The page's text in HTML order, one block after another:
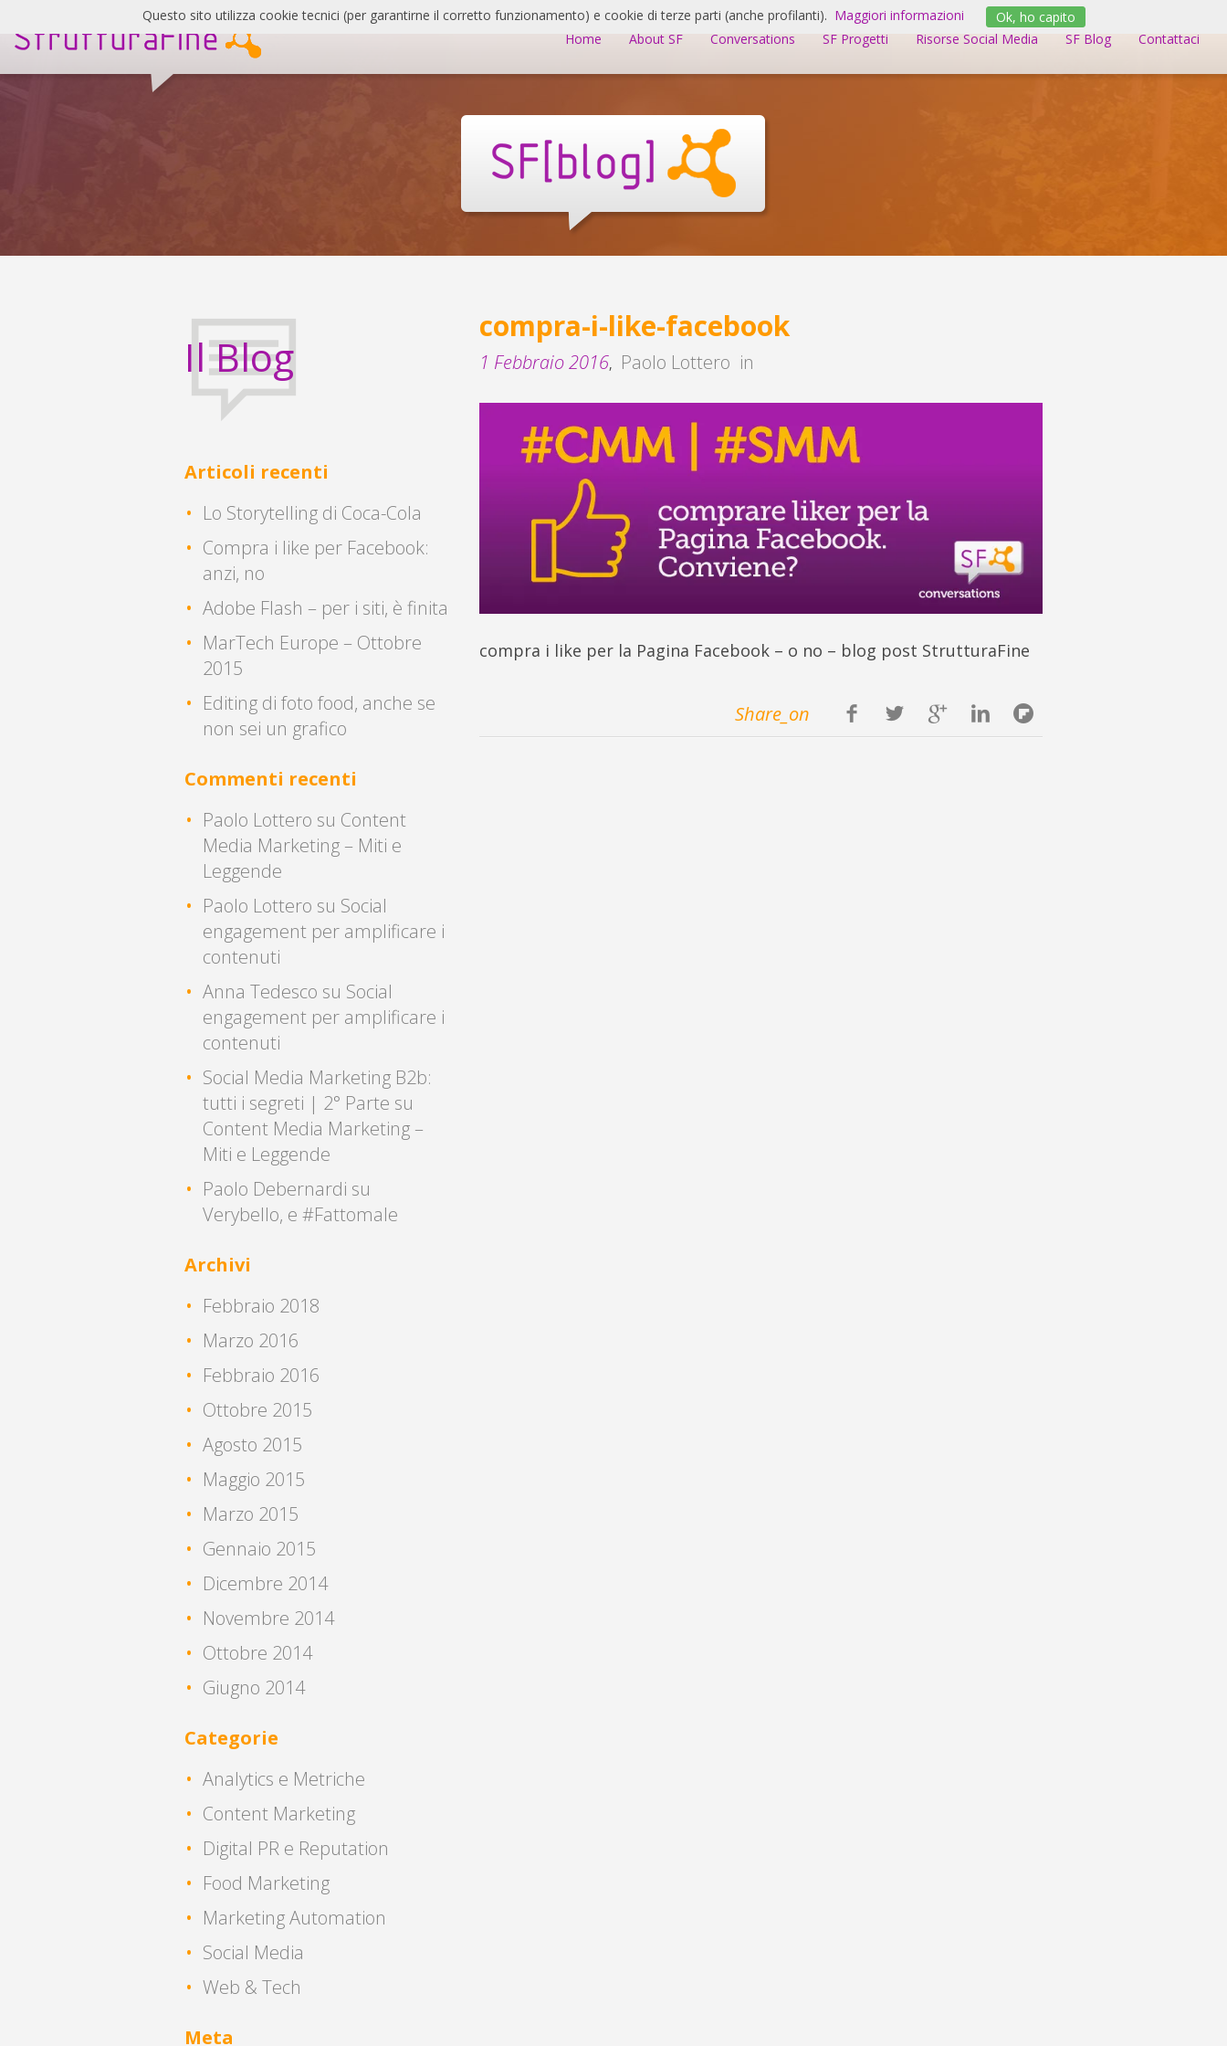
contenuto
Home About SF Conversations SF Progetti Risorse Social Media SF Blog Contattaci
Blog
compra-i-like-facebook
1 Febbraio 2016, Paolo Lottero in
compra i like per la Pagina Facebook – o no – blog post StrutturaFine
Share_on
Il Blog
Articoli recenti
Lo Storytelling di Coca-Cola
Compra i like per Facebook:
anzi, no
Adobe Flash – per i siti, è finita
MarTech Europe – Ottobre
2015
Editing di foto food, anche se
non sei un grafico
Commenti recenti
Paolo Lottero su Content
Media Marketing – Miti e
Leggende
Paolo Lottero su Social
engagement per amplificare i
contenuti
Anna Tedesco su Social
engagement per amplificare i
contenuti
Social Media Marketing B2b:
tutti i segreti | 2° Parte su
Content Media Marketing –
Miti e Leggende
Paolo Debernardi su
Verybello, e #Fattomale
Archivi
Febbraio 2018
Marzo 2016
Febbraio 2016
Ottobre 2015
Agosto 2015
Maggio 2015
Marzo 2015
Gennaio 2015
Dicembre 2014
Novembre 2014
Ottobre 2014
Giugno 2014
Categorie
Analytics e Metriche
Content Marketing
Digital PR e Reputation
Food Marketing
Marketing Automation
Social Media
Web & Tech
Meta
Questo sito utilizza cookie tecnici (per garantirne il corretto funzionamento) e cookie di terze parti (anche profilanti). Maggiori informazioni Ok, ho capito